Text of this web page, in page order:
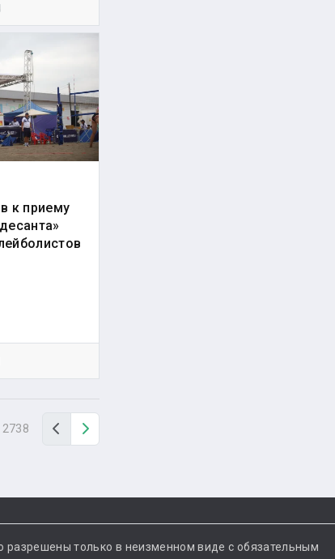
к приему
НазадВперед
разрешены только в неизменном виде с обязательным